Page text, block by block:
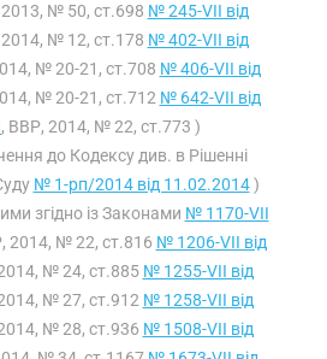
№ 50, ст.698 № 245-VII від
№ 12, ст.178 № 402-VII від
№ 20-21, ст.708 № 406-VII від
№ 20-21, ст.712 № 642-VII від
, ВВР, 2014, № 22, ст.773 )
до Кодексу див. в Рішенні
№ 1-рп/2014 від 11.02.2014)
згідно із Законами № 1170-VII
2014, № 22, ст.816 № 1206-VII від
№ 24, ст.885 № 1255-VII від
№ 27, ст.912 № 1258-VII від
№ 28, ст.936 № 1508-VII від